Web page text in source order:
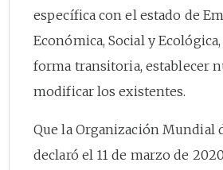
específica con el estado de
Económica, Social y
forma transitoria, establecer
modificar los existentes.
Que la Organización Mundial
declaró el 11 de marzo de